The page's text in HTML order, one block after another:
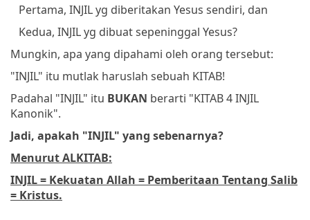
Pertama, INJIL yg diberitakan Yesus sendiri, dan
Kedua, INJIL yg dibuat sepeninggal Yesus?
Mungkin, apa yang dipahami oleh orang tersebut:
"INJIL" itu mutlak haruslah sebuah KITAB!
Padahal "INJIL" itu BUKAN berarti "KITAB 4 INJIL
Kanonik".
Jadi, apakah "INJIL" yang sebenarnya?
Menurut ALKITAB:
INJIL = Kekuatan Allah = Pemberitaan Tentang Salib
= Kristus.